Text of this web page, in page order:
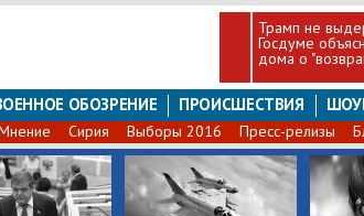
Трамп не
Госдуме
дома о
ОБОЗРЕНИЕ ПРОИСШЕСТВИЯ
Сирия Выборы 2016 Пресс-релизы